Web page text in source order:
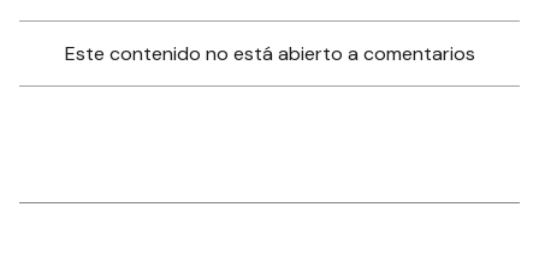
Este contenido no está abierto a comentarios